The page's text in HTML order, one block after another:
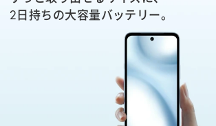
コンパクトなのに、
大きいバッテリー。
2日持ちの大容量バッテリー。